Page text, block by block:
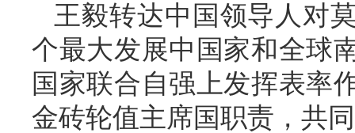
王毅转达中国领导人对
个最大发展中国家和全球
国家联合自强上发挥表率
金砖轮值主席国职责，共